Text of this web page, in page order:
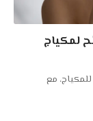
لمكياج
مع